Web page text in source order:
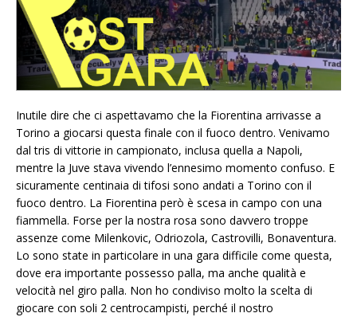
Inutile dire che ci aspettavamo che la Fiorentina arrivasse a
Torino a giocarsi questa finale con il fuoco dentro. Venivamo
dal tris di vittorie in campionato, inclusa quella a Napoli,
mentre la Juve stava vivendo l’ennesimo momento confuso. E
sicuramente centinaia di tifosi sono andati a Torino con il
fuoco dentro. La Fiorentina però è scesa in campo con una
fiammella. Forse per la nostra rosa sono davvero troppe
assenze come Milenkovic, Odriozola, Castrovilli, Bonaventura.
Lo sono state in particolare in una gara difficile come questa,
dove era importante possesso palla, ma anche qualità e
velocità nel giro palla. Non ho condiviso molto la scelta di
giocare con soli 2 centrocampisti, perché il nostro